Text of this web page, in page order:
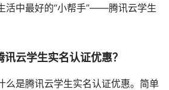
活中最好的“小帮手”——腾讯云学生
云学生实名认证优惠？
么是腾讯云学生实名认证优惠。简单